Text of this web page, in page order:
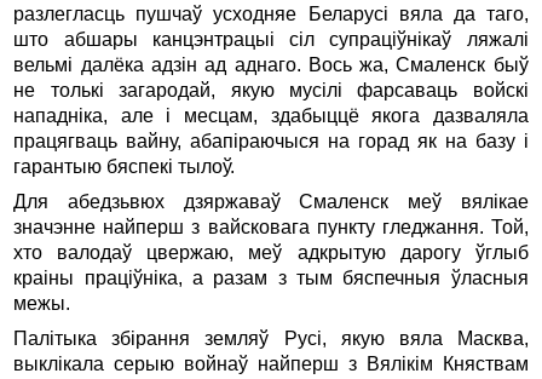
разлегласць пушчаў усходняе Беларусі вяла да таго,
што абшары канцэнтрацыі сіл супраціўнікаў ляжалі
вельмі далёка адзін ад аднаго. Вось жа, Смаленск быў
не толькі загародай, якую мусілі фарсаваць войскі
нападніка, але і месцам, здабыццё якога дазваляла
працягваць вайну, абапіраючыся на горад як на базу і
гарантыю бяспекі тылоў.
Для абедзьвюх дзяржаваў Смаленск меў вялікае
значэнне найперш з вайсковага пункту гледжання. Той,
хто валодаў цвержаю, меў адкрытую дарогу ўглыб
краіны праціўніка, а разам з тым бяспечныя ўласныя
межы.
Палітыка збірання земляў Русі, якую вяла Масква,
выклікала серыю войнаў найперш з Вялікім Княствам